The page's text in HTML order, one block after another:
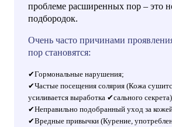
проблеме расширенных пор – это
подбородок.
Очень часто причинами
пор становятся:
✔Гормональные нарушения;
✔Частые посещения солярия (Кожа
усиливается выработка ✔сального
✔Неправильно подобранный уход за
✔Вредные привычки (Курение,